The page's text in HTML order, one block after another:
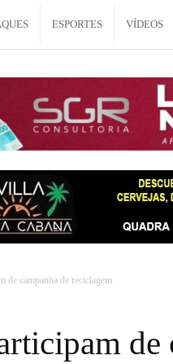
ESPORTES VÍDEOS
de campanha de reciclagem
de